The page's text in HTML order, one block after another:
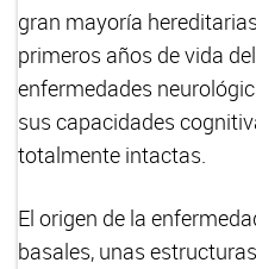
gran mayoría
primeros años de vida
enfermedades
sus capacidades
totalmente intactas.
El origen de la
basales, unas